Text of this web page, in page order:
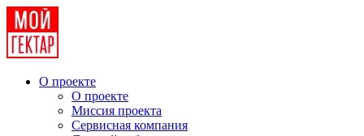
О проекте
О проекте
Миссия проекта
Сервисная компания